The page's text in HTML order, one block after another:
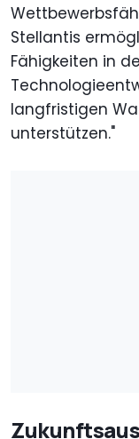
Stellantis
Fähigkeiten in
langfristigen
unterstützen."